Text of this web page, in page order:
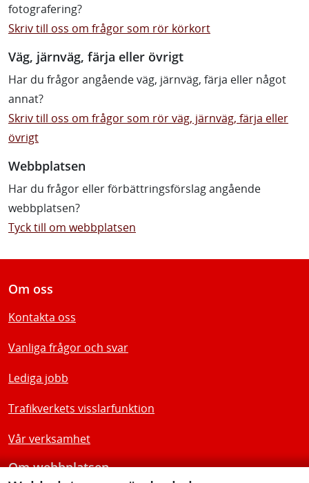
fotografering?
Skriv till oss om frågor som rör körkort
Väg, järnväg, färja eller övrigt
Har du frågor angående väg, järnväg, färja eller något
annat?
Skriv till oss om frågor som rör väg, järnväg, färja eller
övrigt
Webbplatsen
Har du frågor eller förbättringsförslag angående
webbplatsen?
Tyck till om webbplatsen
Om oss
Kontakta oss
Vanliga frågor och svar
Lediga jobb
Trafikverkets visslarfunktion
Vår verksamhet
Om webbplatsen